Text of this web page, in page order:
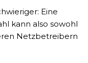
Eine
kann also sowohl
Netzbetreibern